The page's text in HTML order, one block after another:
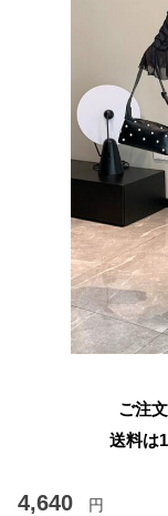
ご注
送料は
4,640 円